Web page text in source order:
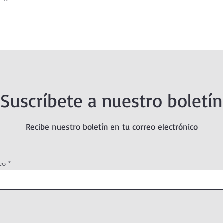
Suscríbete a nuestro boletín
Recibe nuestro boletín en tu correo electrónico